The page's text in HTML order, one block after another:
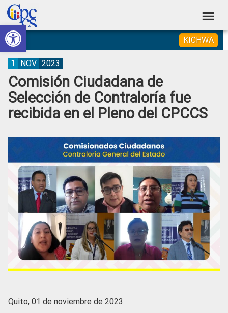
Abrir barra de herramientas
Skip
to
primary
navigation
Skip
to
main
content
Skip
to
primary
sidebar
Skip
to
footer
Consejo
de
Participación
Ciudadana
Control
Social
Construyendo
Poder
Ciudadano
KICHWA
Comisión Ciudadana de
Selección de Contraloría fue
recibida en el Pleno del CPCCS
1 NOV 2023
Quito, 01 de noviembre de 2023